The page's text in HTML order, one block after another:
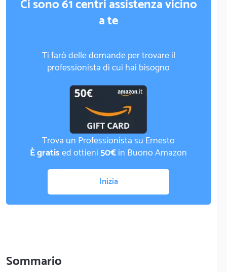
Ci sono 61 centri assistenza vicino
a te
Ti farò delle domande per trovare il
professionista di cui hai bisogno
Trova un Professionista su Ernesto
È gratised ottieni50€in Buono Amazon
Inizia
Sommario